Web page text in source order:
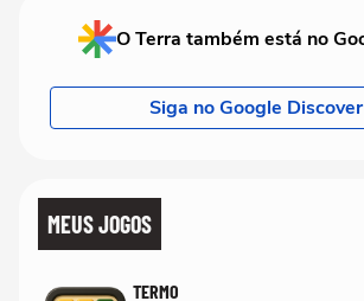
O Terra também está no
Siga no Google Discover
MEUS JOGOS
TERMO